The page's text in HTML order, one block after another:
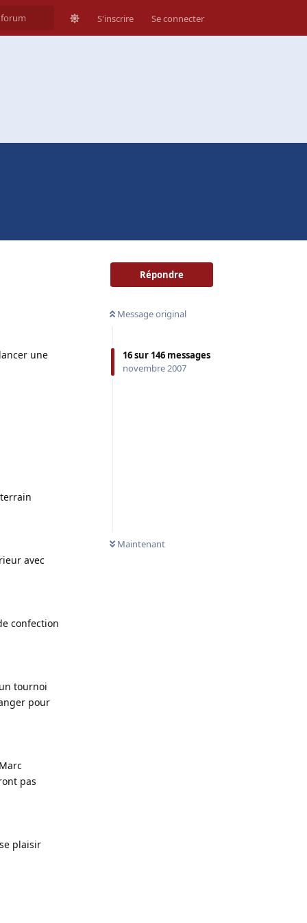
S'inscrire Se connecter
Répondre
Message original
16sur 146 messages
novembre 2007
Maintenant
une
avec
confection
tournoi
pour
pas
plaisir